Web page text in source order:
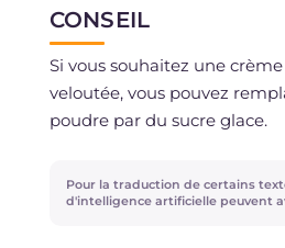
CONSEIL
Si vous souhaitez une
veloutée, vous pouvez
poudre par du sucre glace.
La ricotta de brebis a une
pour une saveur plus
Pour la traduction de certains
d'intelligence artificielle peuvent